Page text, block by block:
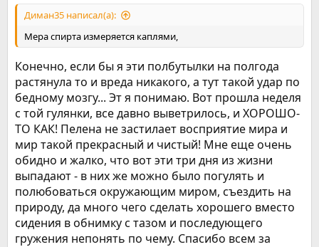
Диман35 написал(а):
Мера спирта измеряется каплями,
Конечно, если бы я эти полбутылки на полгода
растянула то и вреда никакого, а тут такой удар по
бедному мозгу... Эт я понимаю. Вот прошла неделя
с той гулянки, все давно выветрилось, и ХОРОШО-
ТО КАК! Пелена не застилает восприятие мира и
мир такой прекрасный и чистый! Мне еще очень
обидно и жалко, что вот эти три дня из жизни
выпадают - в них же можно было погулять и
полюбоваться окружающим миром, съездить на
природу, да много чего сделать хорошего вместо
сидения в обнимку с тазом и последующего
гружения непонять по чему. Спасибо всем за